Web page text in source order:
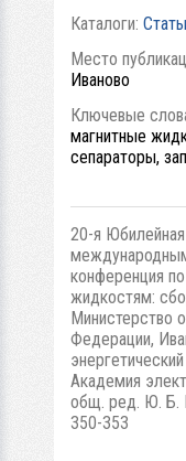
Каталоги:
Место
Иваново
Ключевые
магнитные
сепараторы,
20-я
конференция
жидкостям:
Министерство
Федерации,
Академия
общ. ред. Ю. Б.
350-353